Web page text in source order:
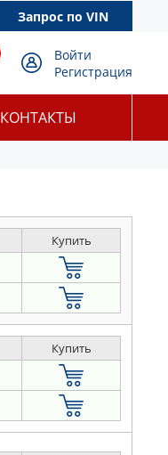
Запрос по VIN
Войти
Регистрация
КОНТАКТЫ
Купить
Купить